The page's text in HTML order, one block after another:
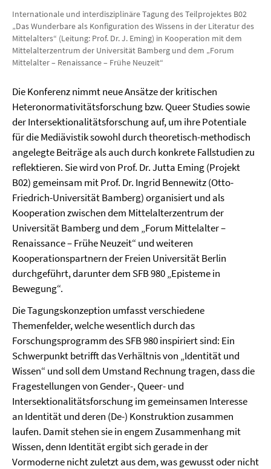
Internationale und interdisziplinäre Tagung des Teilprojektes B02
„Das Wunderbare als Konfiguration des Wissens in der Literatur des
Mittelalters“ (Leitung: Prof. Dr. J. Eming) in Kooperation mit dem
Mittelalterzentrum der Universität Bamberg und dem „Forum
Mittelalter – Renaissance – Frühe Neuzeit“
Die Konferenz nimmt neue Ansätze der kritischen
Heteronormativitätsforschung bzw. Queer Studies sowie
der Intersektionalitätsforschung auf, um ihre Potentiale
für die Mediävistik sowohl durch theoretisch-methodisch
angelegte Beiträge als auch durch konkrete Fallstudien zu
reflektieren. Sie wird von Prof. Dr. Jutta Eming (Projekt
B02) gemeinsam mit Prof. Dr. Ingrid Bennewitz (Otto-
Friedrich-Universität Bamberg) organisiert und als
Kooperation zwischen dem Mittelalterzentrum der
Universität Bamberg und dem „Forum Mittelalter –
Renaissance – Frühe Neuzeit“ und weiteren
Kooperationspartnern der Freien Universität Berlin
durchgeführt, darunter dem SFB 980 „Episteme in
Bewegung“.
Die Tagungskonzeption umfasst verschiedene
Themenfelder, welche wesentlich durch das
Forschungsprogramm des SFB 980 inspiriert sind: Ein
Schwerpunkt betrifft das Verhältnis von „Identität und
Wissen“ und soll dem Umstand Rechnung tragen, dass die
Fragestellungen von Gender-, Queer- und
Intersektionalitätsforschung im gemeinsamen Interesse
an Identität und deren (De-) Konstruktion zusammen
laufen. Damit stehen sie in engem Zusammenhang mit
Wissen, denn Identität ergibt sich gerade in der
Vormoderne nicht zuletzt aus dem, was gewusst oder nicht